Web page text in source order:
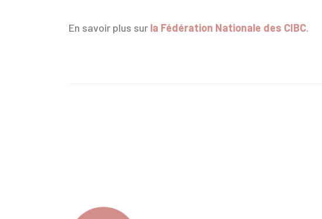
En savoir plus sur la Fédération Nationale des CIBC.